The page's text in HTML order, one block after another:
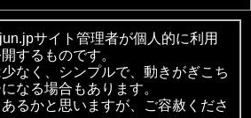
サイト管理者が個人的に利用
するものです。
なく、シンプルで、動きがぎこち
なる場合もあります。
るかと思いますが、ご容赦くださ